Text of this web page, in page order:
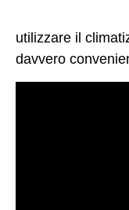
utilizzare il
davvero